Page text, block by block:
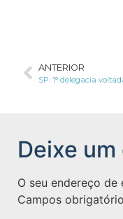
ANTERIOR
Deixe
O seu endereço
Campos